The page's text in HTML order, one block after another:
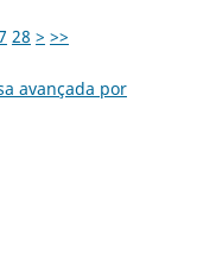
28 > >>
avançada por